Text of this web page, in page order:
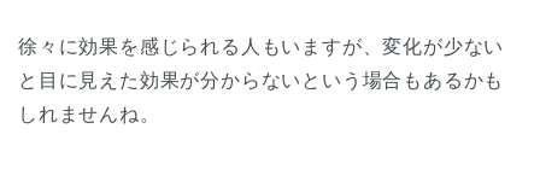
徐々に効果を感じられる人もいますが、変化が少ない
と目に見えた効果が分からないという場合もあるかも
しれませんね。